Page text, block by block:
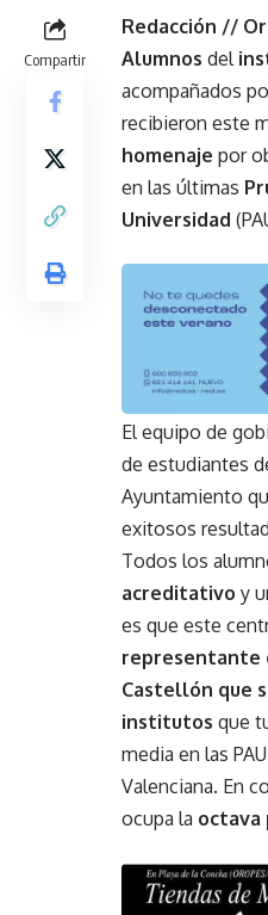
Compartir
Redacción //
Alumnos del
acompañados
recibieron este
homenaje por
en las últimas
Universidad
El equipo de
de estudiantes
Ayuntamiento
exitosos
Todos los
acreditativo y
es que este
representante
Castellón que
institutos que
media en las
Valenciana. En
ocupa la octava